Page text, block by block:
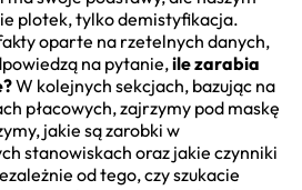
plotek, tylko demistyfikacja.
oparte na rzetelnych danych,
na pytanie,ile zarabia
W kolejnych sekcjach, bazując na
płacowych, zajrzymy pod maskę
jakie są zarobki w
stanowiskach oraz jakie czynniki
od tego, czy szukacie